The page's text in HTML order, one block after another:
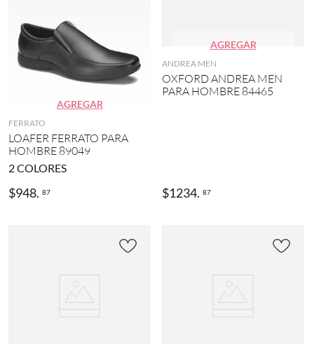
AGREGAR
FERRATO
LOAFER FERRATO PARA
HOMBRE 89049
2COLORES
$948. 87
AGREGAR
ANDREA MEN
OXFORD ANDREA MEN
PARA HOMBRE 84465
$1234. 87